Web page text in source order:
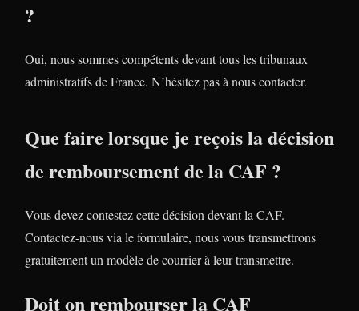
?
Oui, nous sommes compétents devant tous les tribunaux
administratifs de France. N’hésitez pas à nous contacter.
Que faire lorsque je reçois la décision
de remboursement de la CAF ?
Vous devez contestez cette décision devant la CAF.
Contactez-nous via le formulaire, nous vous transmettrons
gratuitement un modèle de courrier à leur transmettre.
Doit on rembourser la CAF